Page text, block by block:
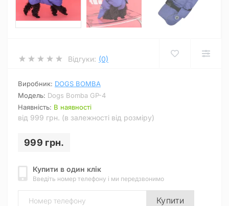
Відгуки: (0)
Виробник: DOGS BOMBA
Модель: Dogs Bomba GP-4
Наявність: В наявності
від 999 грн. (в залежності від розміру)
999 грн.
Купити в один клік
Введіть номер телефону і ми передзвонимо
Купити